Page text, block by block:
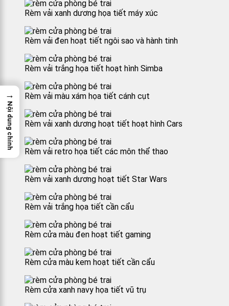
Rèm vải xanh dương họa tiết máy xúc
Rèm vải đen hoạt tiết ngôi sao và hành tinh
Rèm vải trắng họa tiết hoạt hình Simba
Rèm vải màu xám họa tiết cánh cụt
Rèm vải xanh dương hoạt tiết hoạt hình Cars
Rèm vải retro họa tiết các môn thể thao
Rèm vải xanh dương hoạt tiết Star Wars
Rèm vải trắng họa tiết cần cẩu
Rèm cửa màu đen hoạt tiết gaming
Rèm cửa màu kem hoạt tiết cần cẩu
Rèm cửa xanh navy họa tiết vũ trụ
→
Nội dung chính